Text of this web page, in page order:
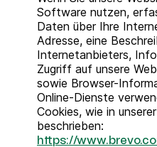
Software nutzen,
Daten über Ihre
Adresse, eine
Internetanbieters,
Zugriff auf unsere
sowie Browser-
Online-Dienste
Cookies, wie in
beschrieben:
https://